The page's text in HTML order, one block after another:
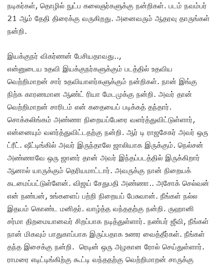
நடிகர்கள், தொழில் நுட்ப கலைஞர்களுக்கு நன்றிகள். படம் நவம்பர்
21 ஆம் தேதி திரைக்கு வருகிறது. அனைவரும் ஆதரவு தாருங்கள்
நன்றி.
இயக்குநர் விகர்ணன் பேசியதாவது..,
என்னுடைய உதவி இயக்குநர்களுக்கும் படத்தில் உதவிய
வெற்றிமாறன் சார் உதவியாளர்களுக்கும் நன்றிகள். நான் இங்கு
நிற்க காரணமான ஆண்ட் ரியா மேடமுக்கு நன்றி. அவர் தான்
வெற்றிமாறன் சாரிடம் என் கதையைப் படிக்கத் தந்தார்.
சொக்கலிங்கம் அண்ணா நிறையப்பேரை வளர்த்துவிட்டுள்ளார்,
என்னையும் வளர்த்துவிட்டதற்கு நன்றி. ஆர் டி ராஜசேகர் அவர் ஒரு
ட்ரீட். ஷீட்டிங்கில் அவர் இருந்தாலே ஜாலியாக இருக்கும். நெல்சன்
அண்ணாவே ஒரு ஜானர் தான் அவர் இந்தப்படத்தில் இருக்கிறார்
ஆனால் யாருக்கும் தெரியமாட்டார். அவருக்கு நான் நிறையக்
கடமைப்பட்டுள்ளேன். விஜய் சேதுபதி அண்ணா.. அசோக் செல்வன்
என் நண்பன், உங்களைப் பற்றி நிறையப் பேசுவான். நீங்கள் நல்ல
இதயம் கொண்ட மனிதர். வாழ்த்த வந்ததற்கு நன்றி. ருஹானி
சர்மா திறமையானவர் சிறப்பாக நடித்துள்ளார். நண்பர் ஜீவி, நீங்கள்
நான் மிகவும் பாதுகாப்பாக இருப்பதாக உணர வைத்தீர்கள். நீங்கள்
தந்த இசைக்கு நன்றி. ரெடின் ஒரு அழகான ரோல் செய்துள்ளார்.
ராமரை எடிட்டிங்கிற்கு கூட்டி வந்ததற்கு வெற்றிமாறன் சாருக்கு